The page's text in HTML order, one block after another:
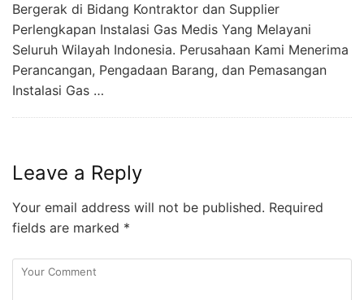
Bergerak di Bidang Kontraktor dan Supplier
Perlengkapan Instalasi Gas Medis Yang Melayani
Seluruh Wilayah Indonesia. Perusahaan Kami Menerima
Perancangan, Pengadaan Barang, dan Pemasangan
Instalasi Gas …
Leave a Reply
Your email address will not be published. Required
fields are marked *